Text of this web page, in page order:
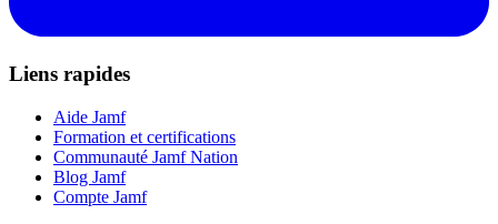
Liens rapides
Aide Jamf
Formation et certifications
Communauté Jamf Nation
Blog Jamf
Compte Jamf